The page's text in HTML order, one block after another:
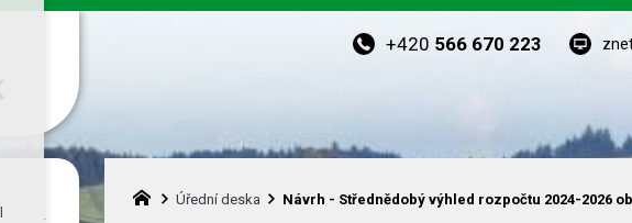
+420 566 670 223
Úřední deska Návrh - Střednědobý výhled rozpočtu 2024-2026